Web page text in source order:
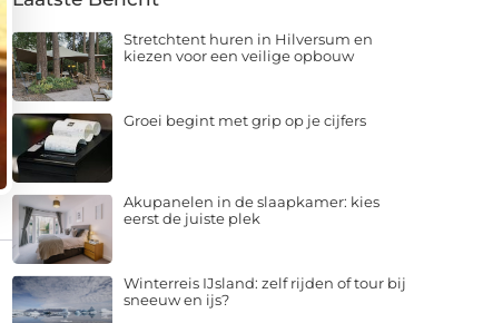
Stretchtent huren in Hilversum en
kiezen voor een veilige opbouw
Groei begint met grip op je cijfers
Akupanelen in de slaapkamer: kies
eerst de juiste plek
Winterreis IJsland: zelf rijden of tour bij
sneeuw en ijs?